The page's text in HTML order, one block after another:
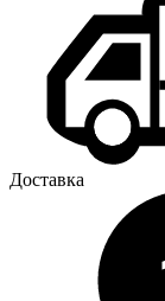
Доставка